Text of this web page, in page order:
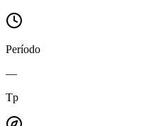
Período
—
Tp